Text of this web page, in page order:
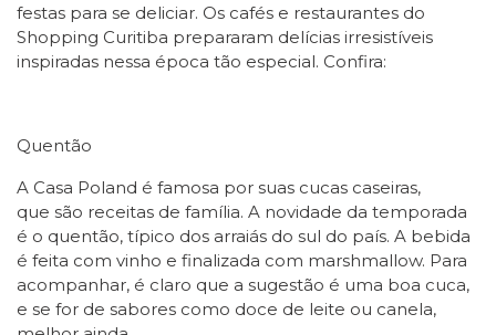
festas para se deliciar. Os cafés e restaurantes do
Shopping Curitiba prepararam delícias irresistíveis
inspiradas nessa época tão especial. Confira:
Quentão
A Casa Poland é famosa por suas cucas caseiras,
que são receitas de família. A novidade da temporada
é o quentão, típico dos arraiás do sul do país. A bebida
é feita com vinho e finalizada com marshmallow. Para
acompanhar, é claro que a sugestão é uma boa cuca,
e se for de sabores como doce de leite ou canela,